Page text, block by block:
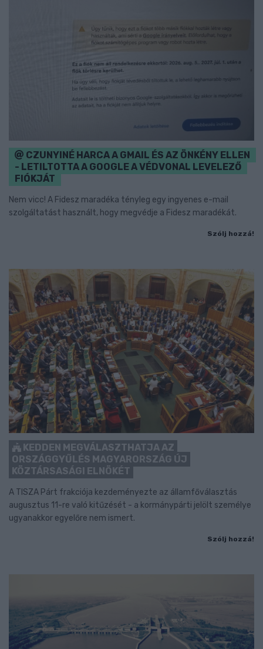
CZUNYINÉ HARCA A GMAIL ÉS AZ ÖNKÉNY ELLEN
- LETILTOTTA A GOOGLE A VÉDVONAL LEVELEZŐ
FIÓKJÁT
Nem vicc! A Fidesz maradéka tényleg egy ingyenes e-mail
szolgáltatást használt, hogy megvédje a Fidesz maradékát.
Szólj hozzá!
KEDDEN MEGVÁLASZTHATJA AZ
ORSZÁGGYŰLÉS MAGYARORSZÁG ÚJ
KÖZTÁRSASÁGI ELNÖKÉT
A TISZA Párt frakciója kezdeményezte az államfőválasztás
augusztus 11-re való kitűzését - a kormánypárti jelölt személye
ugyanakkor egyelőre nem ismert.
Szólj hozzá!